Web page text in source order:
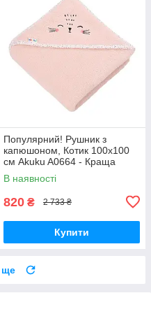
Популярний! Рушник з
капюшоном, Котик 100x100
см Akuku A0664 - Краща
якість тільки на
Nukleon.com.ua
В наявності
820 ₴ 2 733 ₴
Купити
ще